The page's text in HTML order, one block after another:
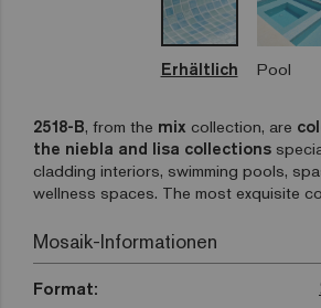
Erhältlich Pool
2518-B, from the mix collection, are
the niebla and lisa collections
cladding interiors, swimming pools,
wellness spaces. The most exquisite
Mosaik-Informationen
Format: